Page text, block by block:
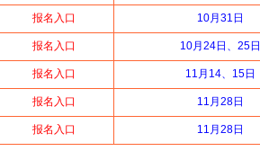
报名入口 10月31日
报名入口 10月24日、25日
报名入口 11月14、15日
报名入口 11月28日
报名入口 11月28日